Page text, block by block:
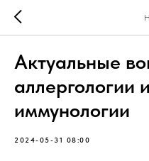
Актуальные
аллергологии
иммунологии
2024-05-31 08:00